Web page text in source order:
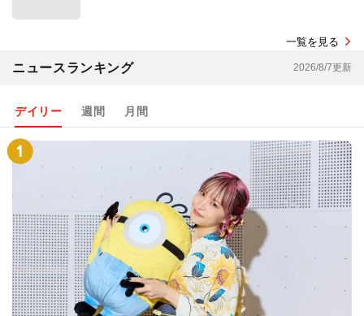
一覧を見る
ニュースランキング 2026/8/7更新
デイリー 週間 月間